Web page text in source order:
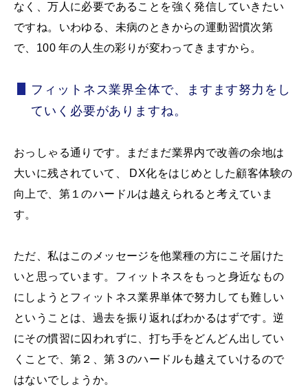
なく、万人に必要であることを強く発信していきたい
ですね。いわゆる、未病のときからの運動習慣次第
で、100 年の人生の彩りが変わってきますから。
フィットネス業界全体で、ますます努力をし
ていく必要がありますね。
おっしゃる通りです。まだまだ業界内で改善の余地は
大いに残されていて、 DX化をはじめとした顧客体験の
向上で、第１のハードルは越えられると考えていま
す。
ただ、私はこのメッセージを他業種の方にこそ届けた
いと思っています。フィットネスをもっと身近なもの
にしようとフィットネス業界単体で努力しても難しい
ということは、過去を振り返ればわかるはずです。逆
にその慣習に囚われずに、打ち手をどんどん出してい
くことで、第２、第３のハードルも越えていけるので
はないでしょうか。